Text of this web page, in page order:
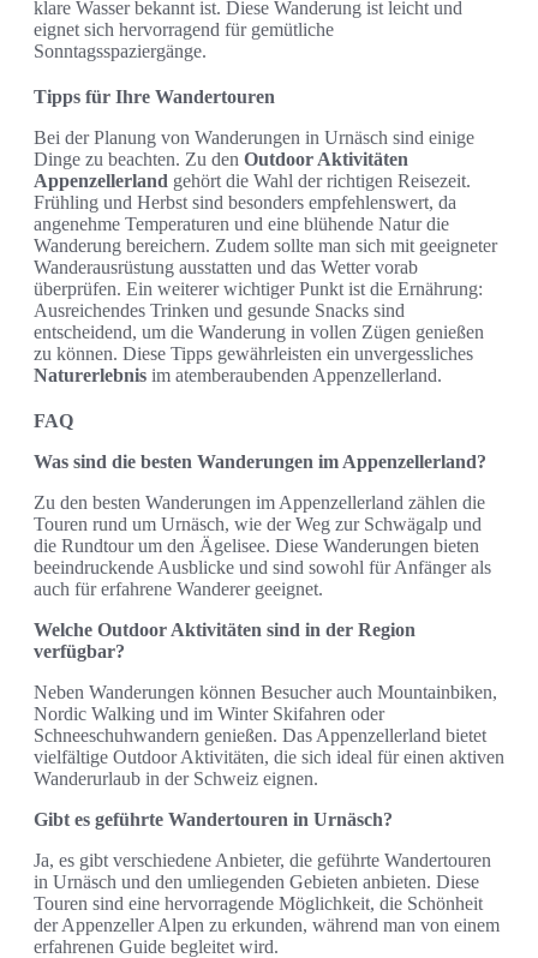
klare Wasser bekannt ist. Diese Wanderung ist leicht und
eignet sich hervorragend für gemütliche
Sonntagsspaziergänge.
Tipps für Ihre Wandertouren
Bei der Planung von Wanderungen in Urnäsch sind einige
Dinge zu beachten. Zu den Outdoor Aktivitäten
Appenzellerland gehört die Wahl der richtigen Reisezeit.
Frühling und Herbst sind besonders empfehlenswert, da
angenehme Temperaturen und eine blühende Natur die
Wanderung bereichern. Zudem sollte man sich mit geeigneter
Wanderausrüstung ausstatten und das Wetter vorab
überprüfen. Ein weiterer wichtiger Punkt ist die Ernährung:
Ausreichendes Trinken und gesunde Snacks sind
entscheidend, um die Wanderung in vollen Zügen genießen
zu können. Diese Tipps gewährleisten ein unvergessliches
Naturerlebnis im atemberaubenden Appenzellerland.
FAQ
Was sind die besten Wanderungen im Appenzellerland?
Zu den besten Wanderungen im Appenzellerland zählen die
Touren rund um Urnäsch, wie der Weg zur Schwägalp und
die Rundtour um den Ägelisee. Diese Wanderungen bieten
beeindruckende Ausblicke und sind sowohl für Anfänger als
auch für erfahrene Wanderer geeignet.
Welche Outdoor Aktivitäten sind in der Region
verfügbar?
Neben Wanderungen können Besucher auch Mountainbiken,
Nordic Walking und im Winter Skifahren oder
Schneeschuhwandern genießen. Das Appenzellerland bietet
vielfältige Outdoor Aktivitäten, die sich ideal für einen aktiven
Wanderurlaub in der Schweiz eignen.
Gibt es geführte Wandertouren in Urnäsch?
Ja, es gibt verschiedene Anbieter, die geführte Wandertouren
in Urnäsch und den umliegenden Gebieten anbieten. Diese
Touren sind eine hervorragende Möglichkeit, die Schönheit
der Appenzeller Alpen zu erkunden, während man von einem
erfahrenen Guide begleitet wird.